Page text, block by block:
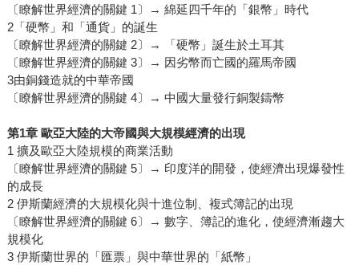
〔瞭解世界經濟的關鍵 1〕→ 綿延四千年的「銀幣」時代
2「硬幣」和「通貨」的誕生
〔瞭解世界經濟的關鍵 2〕→ 「硬幣」誕生於土耳其
〔瞭解世界經濟的關鍵 3〕→ 因劣幣而亡國的羅馬帝國
3由銅錢造就的中華帝國
〔瞭解世界經濟的關鍵 4〕→ 中國大量發行銅製鑄幣
第1章 歐亞大陸的大帝國與大規模經濟的出現
1 擴及歐亞大陸規模的商業活動
〔瞭解世界經濟的關鍵 5〕→ 印度洋的開發，使經濟出現爆發性
的成長
2 伊斯蘭經濟的大規模化與十進位制、複式簿記的出現
〔瞭解世界經濟的關鍵 6〕→ 數字、簿記的進化，使經濟漸趨大
規模化
3 伊斯蘭世界的「匯票」與中華世界的「紙幣」